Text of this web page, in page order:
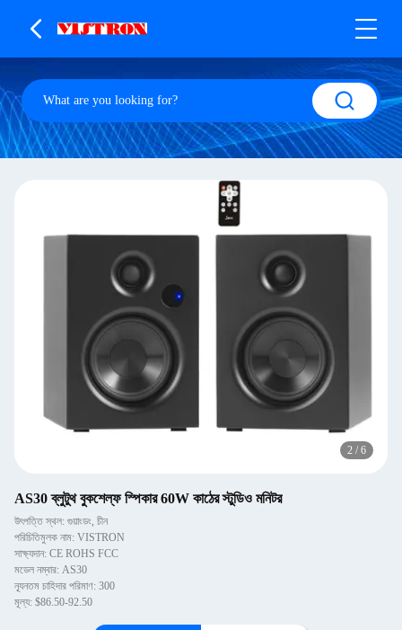
2 / 6
AS30 ব্লুটুথ বুকশেল্ফ স্পিকার 60W কাঠের স্টুডিও মনিটর
উৎপত্তি স্থল: গুয়াংডং, চীন
পরিচিতিমুলক নাম: VISTRON
সাক্ষ্যদান: CE ROHS FCC
মডেল নম্বার: AS30
ন্যূনতম চাহিদার পরিমাণ: 300
মূল্য: $86.50-92.50